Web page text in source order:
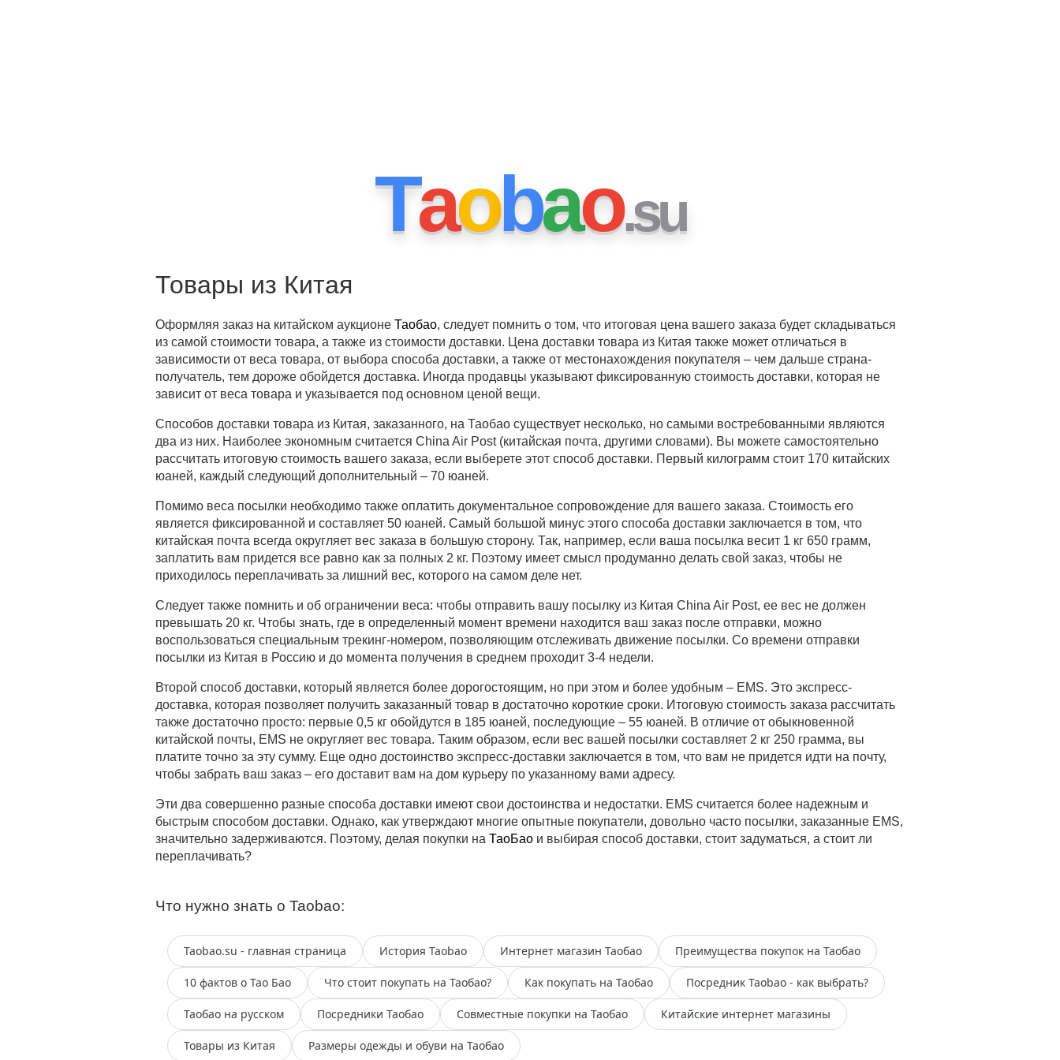
Taobao.su
Товары из Китая
Оформляя заказ на китайском аукционе Таобао, следует помнить о том, что итоговая цена вашего заказа будет складываться
из самой стоимости товара, а также из стоимости доставки. Цена доставки товара из Китая также может отличаться в
зависимости от веса товара, от выбора способа доставки, а также от местонахождения покупателя – чем дальше страна-
получатель, тем дороже обойдется доставка. Иногда продавцы указывают фиксированную стоимость доставки, которая не
зависит от веса товара и указывается под основном ценой вещи.
Способов доставки товара из Китая, заказанного, на Таобао существует несколько, но самыми востребованными являются
два из них. Наиболее экономным считается China Air Post (китайская почта, другими словами). Вы можете самостоятельно
рассчитать итоговую стоимость вашего заказа, если выберете этот способ доставки. Первый килограмм стоит 170 китайских
юаней, каждый следующий дополнительный – 70 юаней.
Помимо веса посылки необходимо также оплатить документальное сопровождение для вашего заказа. Стоимость его
является фиксированной и составляет 50 юаней. Самый большой минус этого способа доставки заключается в том, что
китайская почта всегда округляет вес заказа в большую сторону. Так, например, если ваша посылка весит 1 кг 650 грамм,
заплатить вам придется все равно как за полных 2 кг. Поэтому имеет смысл продуманно делать свой заказ, чтобы не
приходилось переплачивать за лишний вес, которого на самом деле нет.
Следует также помнить и об ограничении веса: чтобы отправить вашу посылку из Китая China Air Post, ее вес не должен
превышать 20 кг. Чтобы знать, где в определенный момент времени находится ваш заказ после отправки, можно
воспользоваться специальным трекинг-номером, позволяющим отслеживать движение посылки. Со времени отправки
посылки из Китая в Россию и до момента получения в среднем проходит 3-4 недели.
Второй способ доставки, который является более дорогостоящим, но при этом и более удобным – EMS. Это экспресс-
доставка, которая позволяет получить заказанный товар в достаточно короткие сроки. Итоговую стоимость заказа рассчитать
также достаточно просто: первые 0,5 кг обойдутся в 185 юаней, последующие – 55 юаней. В отличие от обыкновенной
китайской почты, EMS не округляет вес товара. Таким образом, если вес вашей посылки составляет 2 кг 250 грамма, вы
платите точно за эту сумму. Еще одно достоинство экспресс-доставки заключается в том, что вам не придется идти на почту,
чтобы забрать ваш заказ – его доставит вам на дом курьеру по указанному вами адресу.
Эти два совершенно разные способа доставки имеют свои достоинства и недостатки. EMS считается более надежным и
быстрым способом доставки. Однако, как утверждают многие опытные покупатели, довольно часто посылки, заказанные EMS,
значительно задерживаются. Поэтому, делая покупки на ТаоБао и выбирая способ доставки, стоит задуматься, а стоит ли
переплачивать?
Что нужно знать о Taobao:
Taobao.su - главная страница История Taobao Интернет магазин Таобао Преимущества покупок на Таобао
10 фактов о Тао Бао Что стоит покупать на Таобао? Как покупать на Таобао Посредник Taobao - как выбрать?
Таобао на русском Посредники Таобао Совместные покупки на Таобао Китайские интернет магазины
Товары из Китая Размеры одежды и обуви на Таобао